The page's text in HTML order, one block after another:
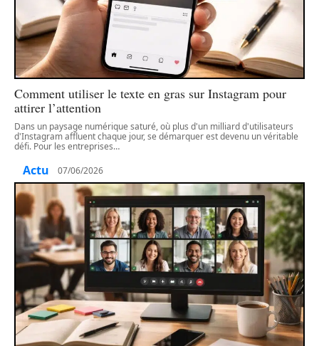
Comment utiliser le texte en gras sur Instagram pour
attirer l’attention
Dans un paysage numérique saturé, où plus d'un milliard d'utilisateurs
d'Instagram affluent chaque jour, se démarquer est devenu un véritable
défi. Pour les entreprises…
Actu 07/06/2026